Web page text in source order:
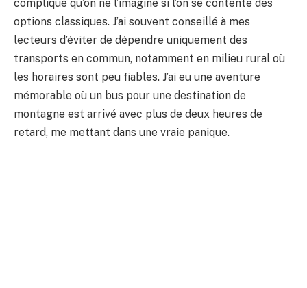
compliqué qu’on ne l’imagine si l’on se contente des
options classiques. J’ai souvent conseillé à mes
lecteurs d’éviter de dépendre uniquement des
transports en commun, notamment en milieu rural où
les horaires sont peu fiables. J’ai eu une aventure
mémorable où un bus pour une destination de
montagne est arrivé avec plus de deux heures de
retard, me mettant dans une vraie panique.